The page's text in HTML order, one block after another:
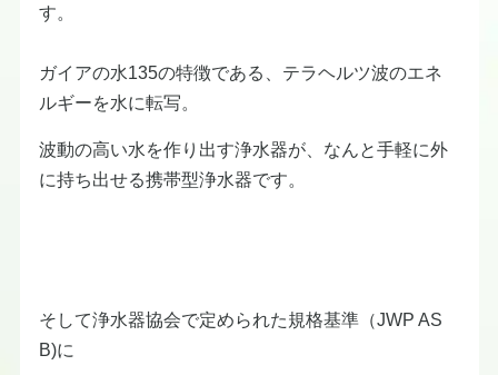
す。
ガイアの水135の特徴である、テラヘルツ波のエネ
ルギーを水に転写。
波動の高い水を作り出す浄水器が、なんと手軽に外
に持ち出せる携帯型浄水器です。
そして浄水器協会で定められた規格基準（JWP AS
B)に